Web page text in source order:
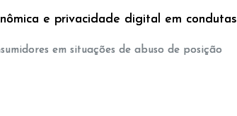
e privacidade digital em condutas
em situações de abuso de posição